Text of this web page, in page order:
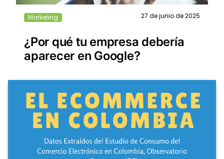
Marketing 27 de junio de 2025
¿Por qué tu empresa debería
aparecer en Google?